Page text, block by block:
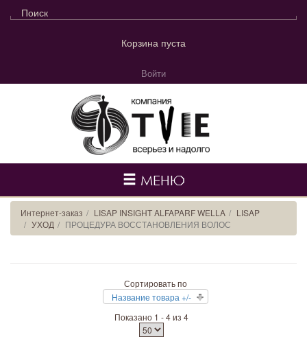
Корзина пуста
Войти
МЕНЮ
Интернет-заказ LISAP INSIGHT ALFAPARF WELLA
LISAP
УХОД
ПРОЦЕДУРА ВОССТАНОВЛЕНИЯ ВОЛОС
Сортировать по
Название товара +/-
Показано 1 - 4 из 4